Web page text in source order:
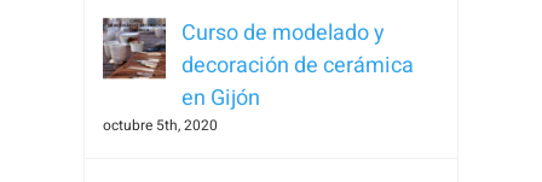
Curso de modelado y
decoración de cerámica
en Gijón
octubre 5th, 2020